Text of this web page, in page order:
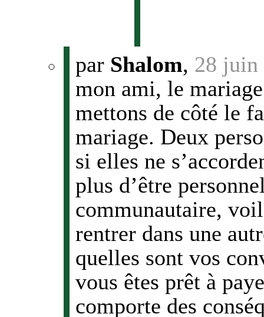
par Shalom, 28 juin
mon ami, le
mettons de côté le
mariage. Deux
si elles ne
plus d’être
communautaire,
rentrer dans une
quelles sont vos
vous êtes prêt à
comporte des